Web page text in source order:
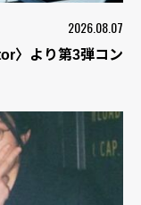
2026.08.07
〉より第3弾コン